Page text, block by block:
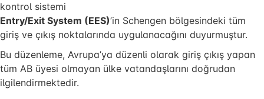
kontrol sistemi
Entry/Exit System (EES)’in Schengen bölgesindeki tüm
giriş ve çıkış noktalarında uygulanacağını duyurmuştur.
Bu düzenleme, Avrupa’ya düzenli olarak giriş çıkış yapan
tüm AB üyesi olmayan ülke vatandaşlarını doğrudan
ilgilendirmektedir.